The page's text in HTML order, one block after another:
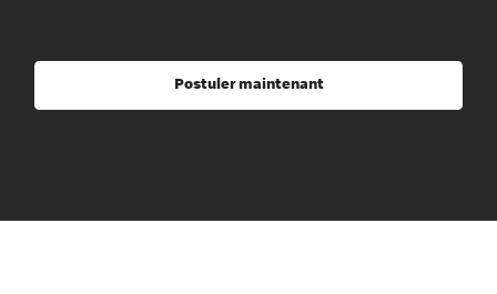
Postuler maintenant